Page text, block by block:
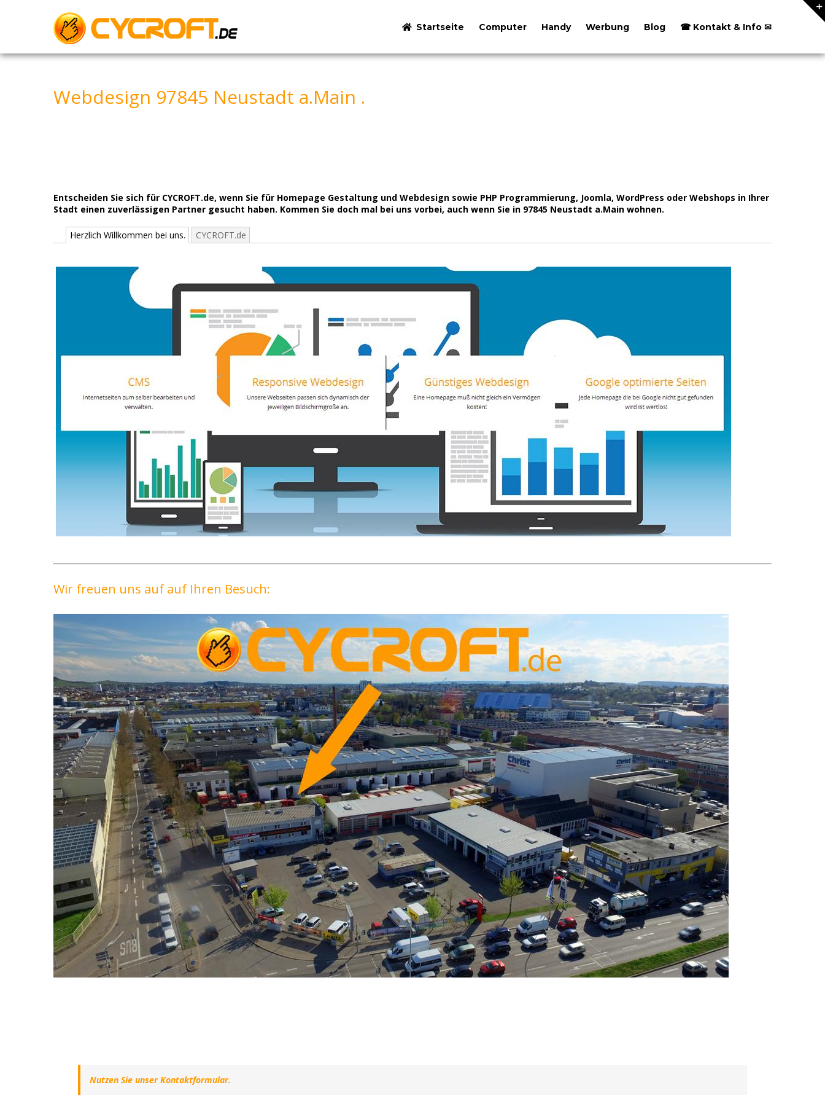
Startseite Computer Handy Werbung Blog ☎ Kontakt & Info ✉
Webdesign 97845 Neustadt a.Main .
Entscheiden Sie sich für CYCROFT.de, wenn Sie für Homepage Gestaltung und Webdesign sowie PHP Programmierung, Joomla, WordPress oder Webshops in Ihrer
Stadt einen zuverlässigen Partner gesucht haben. Kommen Sie doch mal bei uns vorbei, auch wenn Sie in 97845 Neustadt a.Main wohnen.
Herzlich Willkommen bei uns. CYCROFT.de
Wir freuen uns auf auf Ihren Besuch:
Nutzen Sie unser Kontaktformular.